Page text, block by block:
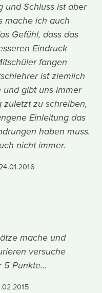
und Schluss ist aber
mache ich auch
Gefühl, dass das
Eindruck
fangen
ist ziemlich
und gibt uns immer
zuletzt zu schreiben,
Einleitung das
haben muss.
nicht immer.
mache und
versuche
5 Punkte…